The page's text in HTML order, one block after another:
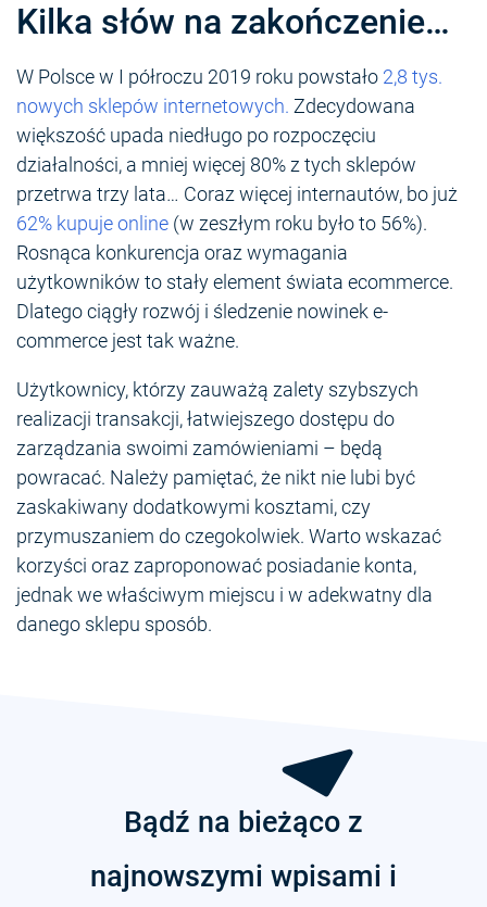
Kilka słów na zakończenie…
W Polsce w I półroczu 2019 roku powstało 2,8 tys.
nowych sklepów internetowych. Zdecydowana
większość upada niedługo po rozpoczęciu
działalności, a mniej więcej 80% z tych sklepów
przetrwa trzy lata… Coraz więcej internautów, bo już
62% kupuje online (w zeszłym roku było to 56%).
Rosnąca konkurencja oraz wymagania
użytkowników to stały element świata ecommerce.
Dlatego ciągły rozwój i śledzenie nowinek e-
commerce jest tak ważne.
Użytkownicy, którzy zauważą zalety szybszych
realizacji transakcji, łatwiejszego dostępu do
zarządzania swoimi zamówieniami – będą
powracać. Należy pamiętać, że nikt nie lubi być
zaskakiwany dodatkowymi kosztami, czy
przymuszaniem do czegokolwiek. Warto wskazać
korzyści oraz zaproponować posiadanie konta,
jednak we właściwym miejscu i w adekwatny dla
danego sklepu sposób.
Bądź na bieżąco z
najnowszymi wpisami i